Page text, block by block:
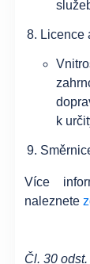
Licence
k
Více
naleznete
Čl. 30